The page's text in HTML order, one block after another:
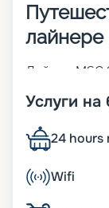
лайнере
Лайнер MSC
построен в
• 4
системой
• ширина – 41
• длина – 339
Услуги на
24 hours
Wifi